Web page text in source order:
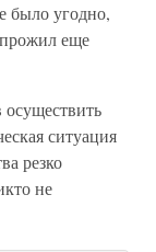
было угодно,
еще
ситуация
резко
не